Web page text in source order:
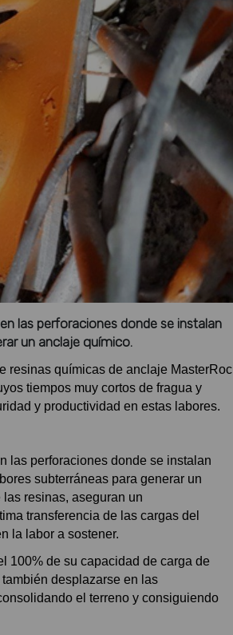
las perforaciones donde se instalan
un anclaje químico.
resinas químicas de anclaje MasterRoc
tiempos muy cortos de fragua y
y productividad en estas labores.
las perforaciones donde se instalan
subterráneas para generar un
resinas, aseguran un
transferencia de las cargas del
la labor a sostener.
100% de su capacidad de carga de
desplazarse en las
el terreno y consiguiendo